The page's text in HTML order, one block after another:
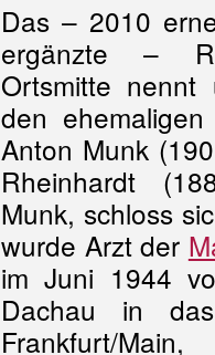
Das – 2010
ergänzte –
Ortsmitte nennt
den
Anton Munk
Rheinhardt
Munk, schloss
wurde Arzt der
im Juni 1944
Dachau in
Frankfurt/